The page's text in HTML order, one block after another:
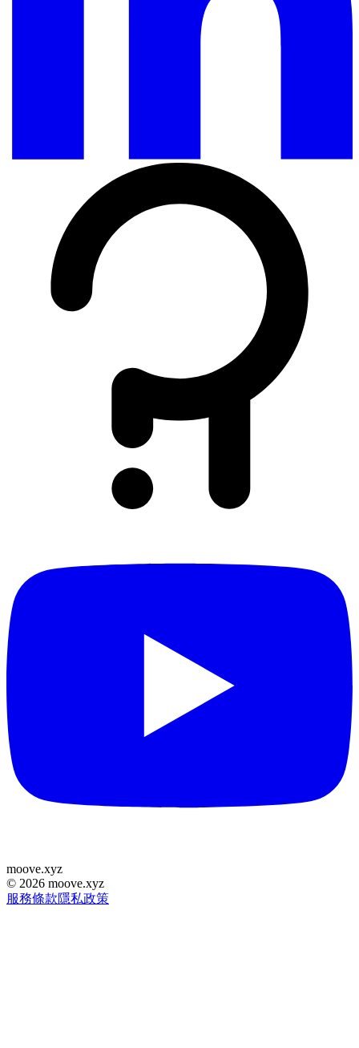
moove.xyz
© 2026 moove.xyz
服務條款隱私政策